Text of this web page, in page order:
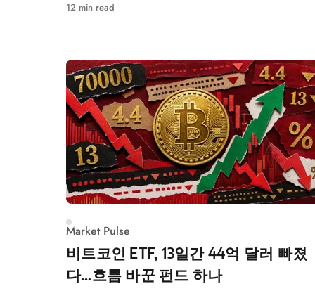
기능까지 — 무엇이 바뀌었고 어떻게 안전을 지킬
12 min read
Market Pulse
비트코인 ETF, 13일간 44억 달러 빠졌
다…흐름 바꾼 펀드 하나